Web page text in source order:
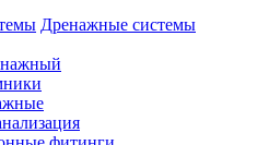
Дренажные системы